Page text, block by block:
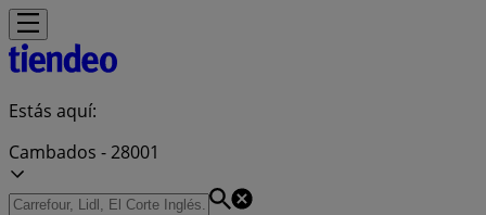
Estás aquí:
Cambados - 28001